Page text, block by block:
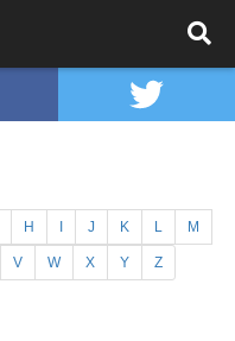
H J K L M
V W X Y Z